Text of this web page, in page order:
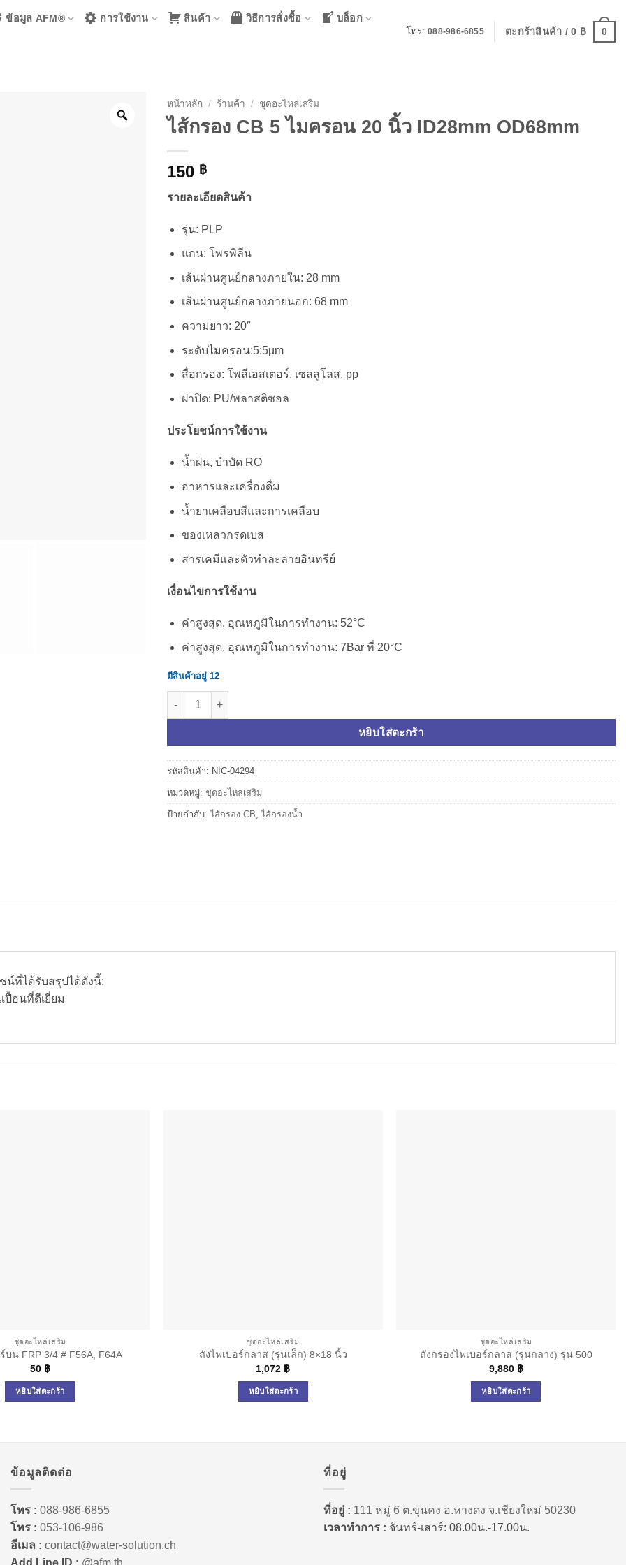
ข้อมูล AFM® การใช้งาน สินค้า วิธีการสั่งซื้อ บล็อก
โทร:088-986-6855 ตะกร้าสินค้า /0 ฿ 0
หน้าหลัก / ร้านค้า / ชุดอะไหล่เสริม
ไส้กรอง CB 5 ไมครอน 20 นิ้ว ID28mm OD68mm
150 ฿
รายละเอียดสินค้า
รุ่น: PLP
แกน: โพรพิลีน
เส้นผ่านศูนย์กลางภายใน: 28 mm
เส้นผ่านศูนย์กลางภายนอก: 68 mm
ความยาว: 20″
ระดับไมครอน:5:5µm
สื่อกรอง: โพลีเอสเตอร์, เซลลูโลส, pp
ฝาปิด: PU/พลาสติซอล
ประโยชน์การใช้งาน
น้ำฝน, บำบัด RO
อาหารและเครื่องดื่ม
น้ำยาเคลือบสีและการเคลือบ
ของเหลวกรดเบส
สารเคมีและตัวทำละลายอินทรีย์
เงื่อนไขการใช้งาน
ค่าสูงสุด. อุณหภูมิในการทำงาน: 52°C
ค่าสูงสุด. อุณหภูมิในการทำงาน: 7Bar ที่ 20°C
มีสินค้าอยู่ 12
จำนวน ไส้กรอง CB 5 ไมครอน 20 นิ้ว ID28mm OD68mm ชิ้น
หยิบใส่ตะกร้า
รหัสสินค้า: NIC-04294
หมวดหมู่: ชุดอะไหล่เสริม
ป้ายกำกับ:ไส้กรอง CB,ไส้กรองน้ำ
น์ที่ได้รับสรุปได้ดังนี้:
ปื้อนที่ดีเยี่ยม
ชุดอะไหล่เสริม
บน FRP 3/4 # F56A, F64A
50 ฿
หยิบใส่ตะกร้า
ชุดอะไหล่เสริม
ถังไฟเบอร์กลาส (รุ่นเล็ก) 8×18 นิ้ว
1,072 ฿
หยิบใส่ตะกร้า
ชุดอะไหล่เสริม
ถังกรองไฟเบอร์กลาส (รุ่นกลาง) รุ่น 500
9,880 ฿
หยิบใส่ตะกร้า
ข้อมูลติดต่อ
โทร : 088-986-6855
โทร : 053-106-986
อีเมล : contact@water-solution.ch
ที่อยู่
ที่อยู่ : 111 หมู่ 6 ต.ขุนคง อ.หางดง จ.เชียงใหม่ 50230
เวลาทำการ : จันทร์-เสาร์: 08.00น.-17.00น.